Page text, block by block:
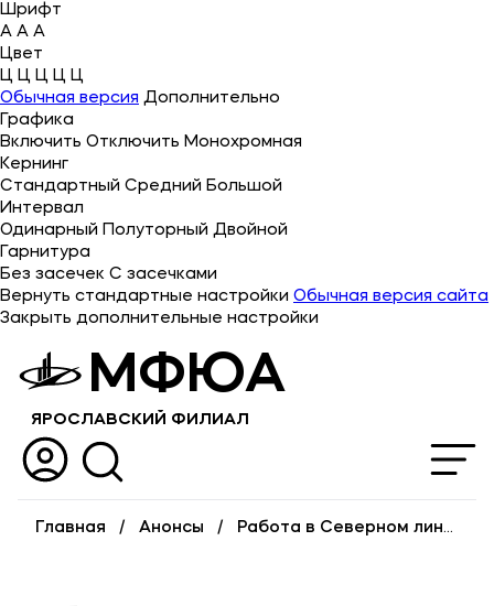
Шрифт
A A A
Цвет
Ц Ц Ц Ц Ц
Обычная версия Дополнительно
Графика
Включить Отключить Монохромная
Кернинг
Стандартный Средний Большой
Интервал
Одинарный Полуторный Двойной
Гарнитура
Без засечек С засечками
Вернуть стандартные настройки Обычная версия сайта
Закрыть дополнительные настройки
МФЮА
ЯРОСЛАВСКИЙ ФИЛИАЛ
Об университете
Лицензии и документы
Сведения об образовательной организации
Абитуриенту
Музейно-выставочный центр МФЮА
Наука
Противодействие терроризму и экстремизму
Абитуриентам
Студентам
Выпускникам
Карьера
Главная Анонсы Работа в Северном линейном управлении МВД России на транспорте!